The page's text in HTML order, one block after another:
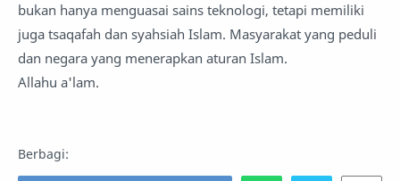
bukan hanya menguasai sains teknologi, tetapi memiliki
juga tsaqafah dan syahsiah Islam. Masyarakat yang peduli
dan negara yang menerapkan aturan Islam.
Allahu a'lam.